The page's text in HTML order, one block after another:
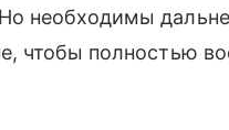
необходимы
чтобы полностью